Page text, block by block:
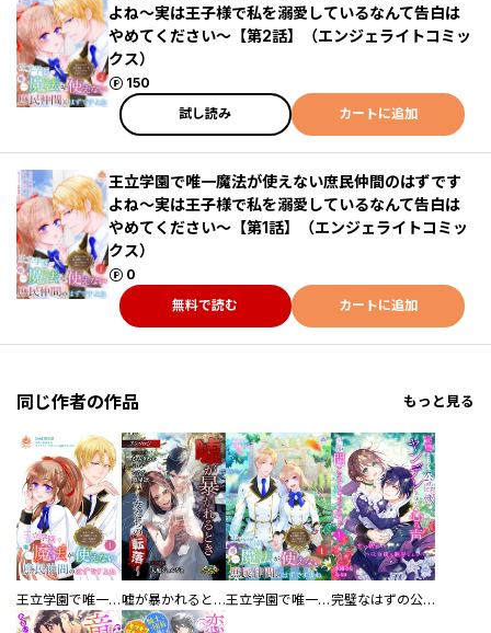
よね～実は王子様で私を溺愛しているなんて告白は
やめてください～【第2話】（エンジェライトコミッ
クス）
150
ポイント
試し読み
カートに追加
王立学園で唯一魔法が使えない庶民仲間のはずです
よね～実は王子様で私を溺愛しているなんて告白は
やめてください～【第1話】（エンジェライトコミッ
クス）
0
ポイント
無料で読む
カートに追加
同じ作者の作品 もっと見る
王立学園で唯一魔法が使えない庶民仲間のはずですよね～実は王子様で私を溺愛しているなんて告白はやめてください～【合本版】 嘘が暴かれるとき～女たちの転落～アンソロジー 王立学園で唯一魔法が使えない庶民仲間のはずですよね～実は王子様で私を溺愛しているなんて告白はやめてください～ 完璧なはずの公爵様、ヤンデレ気味な心の声全部聞こえちゃってます！～甘い執着に地味令嬢は翻弄される～